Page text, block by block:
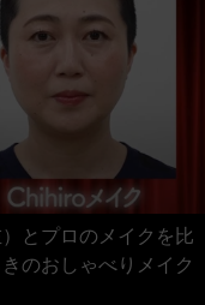
とプロのメイクを比
のおしゃべりメイク